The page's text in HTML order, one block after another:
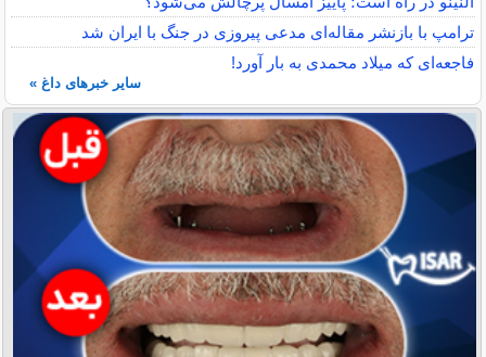
ترامپ با بازنشر مقاله‌ای مدعی پیروزی در جنگ با ایران شد
فاجعه‌ای که میلاد محمدی به بار آورد!
سایر خبرهای داغ »